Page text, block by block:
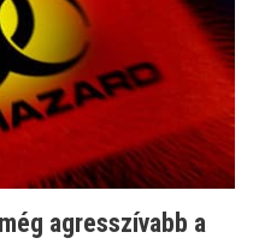
agresszívabb a